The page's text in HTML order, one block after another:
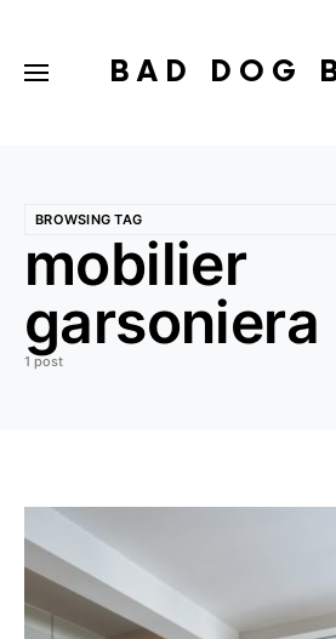
BAD DOG
BROWSING TAG
mobilier
garsoniera
1 post